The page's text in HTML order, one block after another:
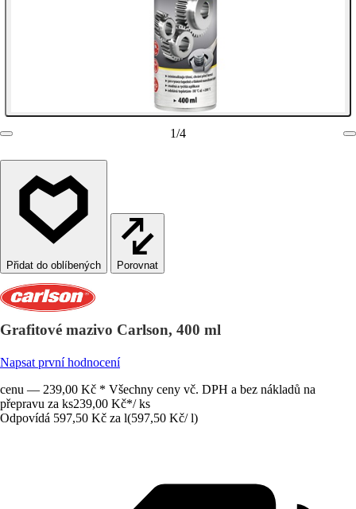
1/4
Porovnat
Grafitové mazivo Carlson, 400 ml
Napsat první hodnocení
cenu — 239,00 Kč * Všechny ceny vč. DPH a bez nákladů na
přepravu za ks239,00 Kč*/ ks
Odpovídá 597,50 Kč za l(597,50 Kč/ l)